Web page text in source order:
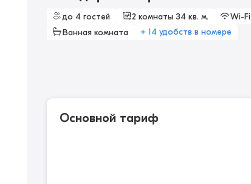
до 4 гостей 2 комнаты 34 кв. м.
Wi-Fi
Ванная комната
+ 14 удобств в номере
Основной тариф